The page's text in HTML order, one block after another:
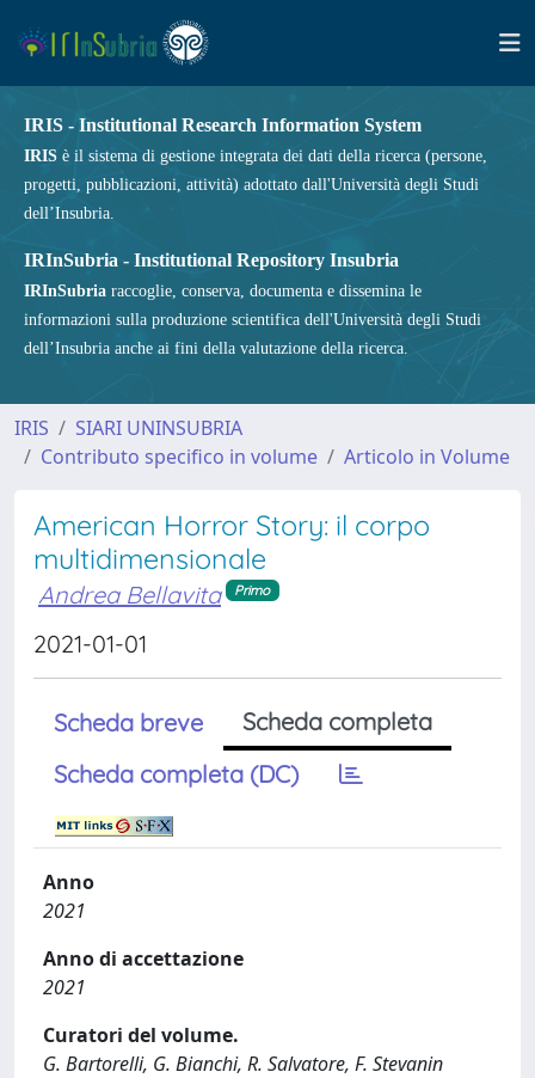
IRIS - Institutional Research Information System
IRIS è il sistema di gestione integrata dei dati della ricerca (persone,
progetti, pubblicazioni, attività) adottato dall'Università degli Studi
dell’Insubria.
IRInSubria - Institutional Repository Insubria
IRInSubria raccoglie, conserva, documenta e dissemina le
informazioni sulla produzione scientifica dell'Università degli Studi
dell’Insubria anche ai fini della valutazione della ricerca.
IRIS
SIARI UNINSUBRIA
Contributo specifico in volume
Articolo in Volume
American Horror Story: il corpo
multidimensionale
Andrea Bellavita Primo
2021-01-01
Scheda breve
Scheda completa
Scheda completa (DC)
Anno
2021
Anno di accettazione
2021
Curatori del volume.
G. Bartorelli, G. Bianchi, R. Salvatore, F. Stevanin